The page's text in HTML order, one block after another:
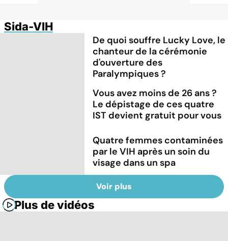
Sida-VIH
De quoi souffre Lucky Love, le
chanteur de la cérémonie
d'ouverture des
Paralympiques ?
Vous avez moins de 26 ans ?
Le dépistage de ces quatre
IST devient gratuit pour vous
Quatre femmes contaminées
par le VIH après un soin du
visage dans un spa
Voir plus
Plus de vidéos